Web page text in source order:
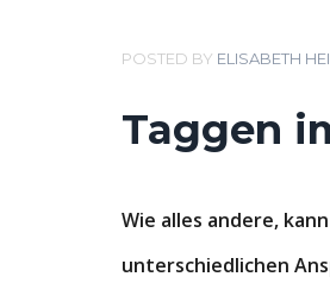
POSTED BY ELISABETH
Taggen
Wie alles andere,
unterschiedlichen